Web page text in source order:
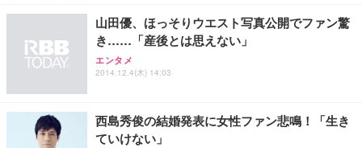
山田優、ほっそりウエスト写真公開でファン驚
き……「産後とは思えない」
エンタメ
2014.12.4(木) 14:03
西島秀俊の結婚発表に女性ファン悲鳴！「生き
ていけない」